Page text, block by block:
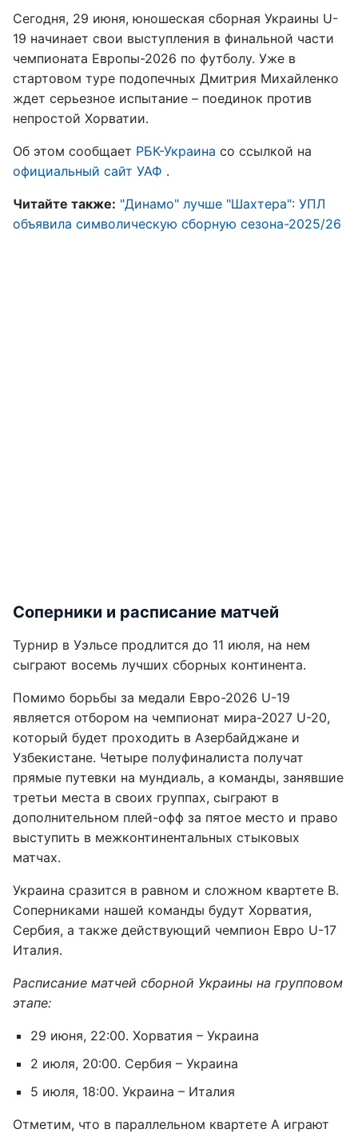
Сегодня, 29 июня, юношеская сборная Украины U-
19 начинает свои выступления в финальной части
чемпионата Европы-2026 по футболу. Уже в
стартовом туре подопечных Дмитрия Михайленко
ждет серьезное испытание – поединок против
непростой Хорватии.
Об этом сообщает РБК-Украина со ссылкой на
официальный сайт УАФ .
Читайте также: "Динамо" лучше "Шахтера": УПЛ
объявила символическую сборную сезона-2025/26
Соперники и расписание матчей
Турнир в Уэльсе продлится до 11 июля, на нем
сыграют восемь лучших сборных континента.
Помимо борьбы за медали Евро-2026 U-19
является отбором на чемпионат мира-2027 U-20,
который будет проходить в Азербайджане и
Узбекистане. Четыре полуфиналиста получат
прямые путевки на мундиаль, а команды, занявшие
третьи места в своих группах, сыграют в
дополнительном плей-офф за пятое место и право
выступить в межконтинентальных стыковых
матчах.
Украина сразится в равном и сложном квартете В.
Соперниками нашей команды будут Хорватия,
Сербия, а также действующий чемпион Евро U-17
Италия.
Расписание матчей сборной Украины на групповом
этапе:
29 июня, 22:00. Хорватия – Украина
2 июля, 20:00. Сербия – Украина
5 июля, 18:00. Украина – Италия
Отметим, что в параллельном квартете А играют